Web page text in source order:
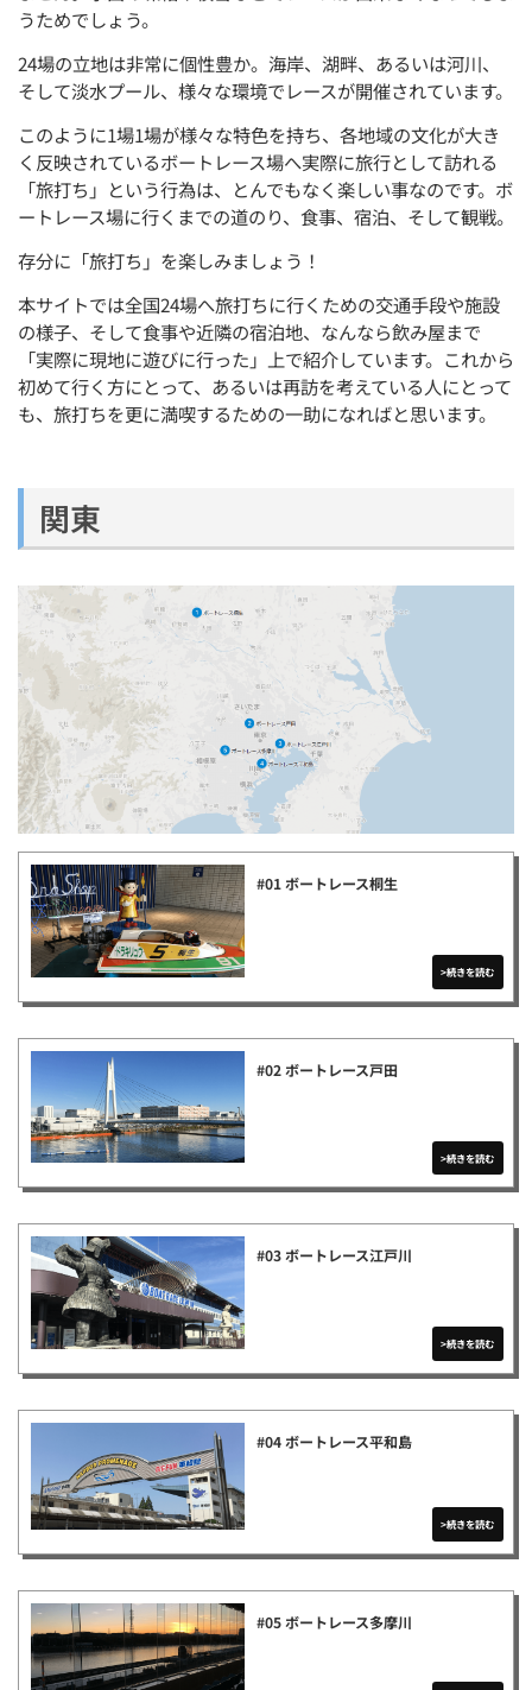
うためでしょう。
24場の立地は非常に個性豊か。海岸、湖畔、あるいは河川、
そして淡水プール、様々な環境でレースが開催されています。
このように1場1場が様々な特色を持ち、各地域の文化が大き
く反映されているボートレース場へ実際に旅行として訪れる
「旅打ち」という行為は、とんでもなく楽しい事なのです。ボ
ートレース場に行くまでの道のり、食事、宿泊、そして観戦。
存分に「旅打ち」を楽しみましょう！
本サイトでは全国24場へ旅打ちに行くための交通手段や施設
の様子、そして食事や近隣の宿泊地、なんなら飲み屋まで
「実際に現地に遊びに行った」上で紹介しています。これから
初めて行く方にとって、あるいは再訪を考えている人にとって
も、旅打ちを更に満喫するための一助になればと思います。
関東
#01 ボートレース桐生
#02 ボートレース戸田
#03 ボートレース江戸川
#04 ボートレース平和島
#05 ボートレース多摩川